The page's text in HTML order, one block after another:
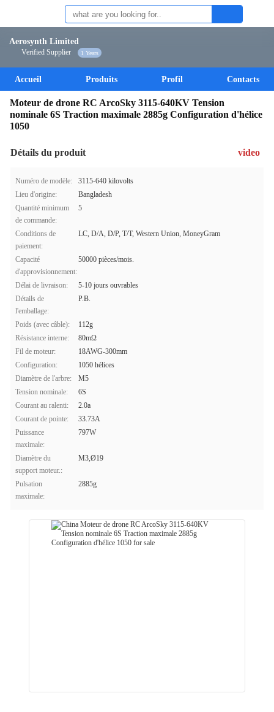
Aerosynth Limited
Verified Supplier 1 Years
Accueil Produits Profil Contacts
Moteur de drone RC ArcoSky 3115-640KV Tension
nominale 6S Traction maximale 2885g Configuration d'hélice
1050
Détails du produit video
Numéro de modèle:
3115-640 kilovolts
Lieu d'origine:
Bangladesh
Quantité minimum
de commande:
5
Conditions de
paiement:
LC, D/A, D/P, T/T, Western Union, MoneyGram
Capacité
d'approvisionnement:
50000 pièces/mois.
Délai de livraison:
5-10 jours ouvrables
Détails de
l'emballage:
P.B.
Poids (avec câble):
112g
Résistance interne:
80mΩ
Fil de moteur:
18AWG-300mm
Configuration:
1050 hélices
Diamètre de l'arbre:
M5
Tension nominale:
6S
Courant au ralenti:
2.0a
Courant de pointe:
33.73A
Puissance
maximale:
797W
Diamètre du
support moteur.:
M3,Ø19
Pulsation
maximale:
2885g